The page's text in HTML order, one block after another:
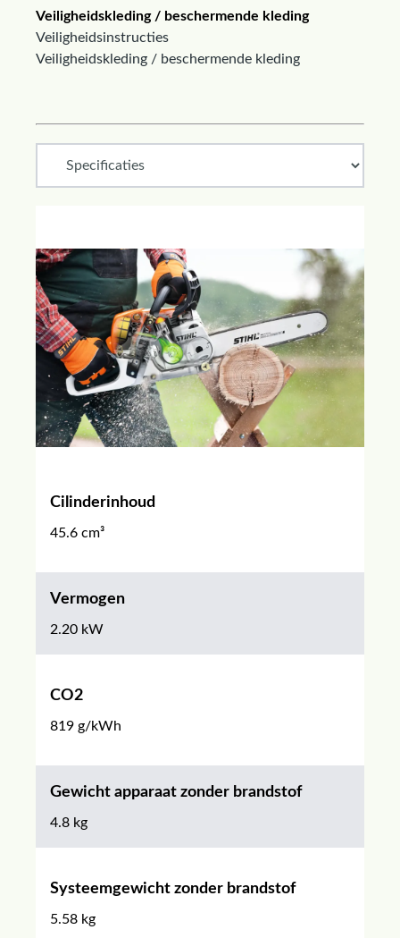
Veiligheidskleding / beschermende kleding
Veiligheidsinstructies
Veiligheidskleding / beschermende kleding
Cilinderinhoud
45.6 cm³
Vermogen
2.20 kW
CO2
819 g/kWh
Gewicht apparaat zonder brandstof
4.8 kg
Systeemgewicht zonder brandstof
5.58 kg